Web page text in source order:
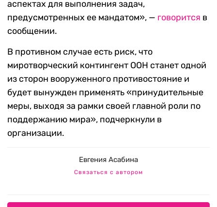
аспектах для выполнения задач,
предусмотренных ее мандатом», — говорится в
сообщении.
В противном случае есть риск, что
миротворческий контингент ООН станет одной
из сторон вооруженного противостояние и
будет вынужден применять «принудительные
меры, выходя за рамки своей главной роли по
поддержанию мира», подчеркнули в
организации.
Евгения Асабина
Связаться с автором